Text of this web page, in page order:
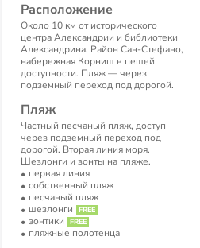
Расположение
Около 10 км от исторического
центра Александрии и библиотеки
Александрина. Район Сан-Стефано,
набережная Корниш в пешей
доступности. Пляж — через
подземный переход под дорогой.
Пляж
Частный песчаный пляж, доступ
через подземный переход под
дорогой. Вторая линия моря.
Шезлонги и зонты на пляже.
первая линия
собственный пляж
песчаный пляж
шезлонги
зонтики
пляжные полотенца